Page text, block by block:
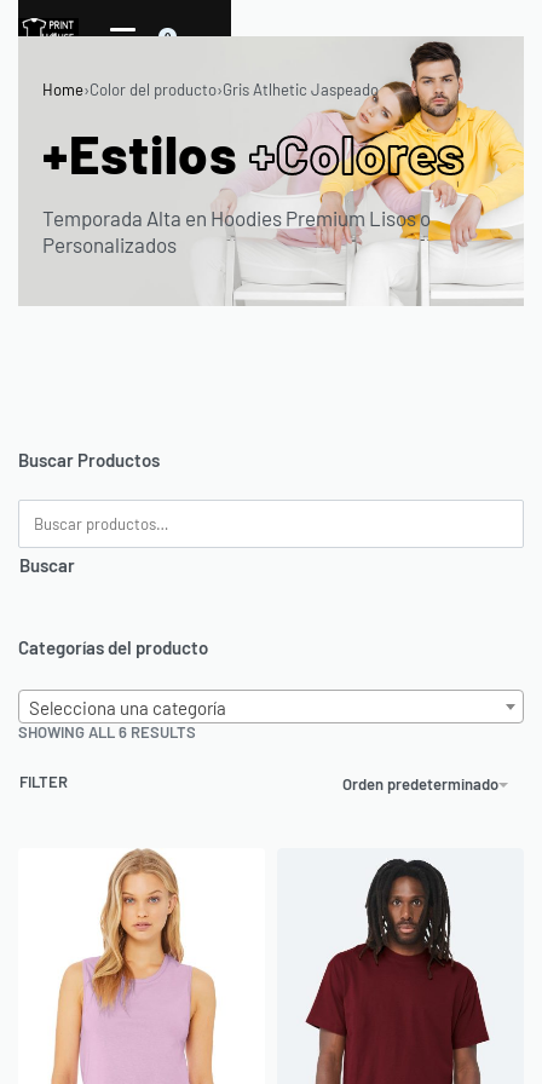
0
Home›Color del producto›Gris Atlhetic Jaspeado
+Estilos +Colores
Temporada Alta en Hoodies Premium Lisos o
Personalizados
Buscar Productos
Buscar
Categorías del producto
Selecciona una categoría
SHOWING ALL 6 RESULTS
Orden predeterminado
FILTER